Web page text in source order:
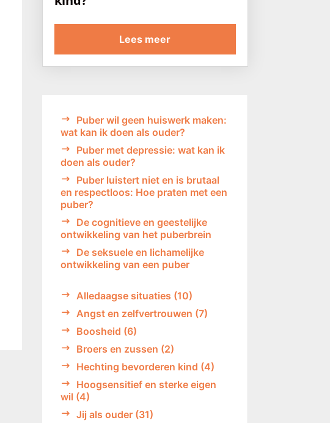
Lees meer
Puber wil geen huiswerk maken:
wat kan ik doen als ouder?
Puber met depressie: wat kan ik
doen als ouder?
Puber luistert niet en is brutaal
en respectloos: Hoe praten met een
puber?
De cognitieve en geestelijke
ontwikkeling van het puberbrein
De seksuele en lichamelijke
ontwikkeling van een puber
Alledaagse situaties (10)
Angst en zelfvertrouwen (7)
Boosheid (6)
Broers en zussen (2)
Hechting bevorderen kind (4)
Hoogsensitief en sterke eigen
wil (4)
Jij als ouder(31)